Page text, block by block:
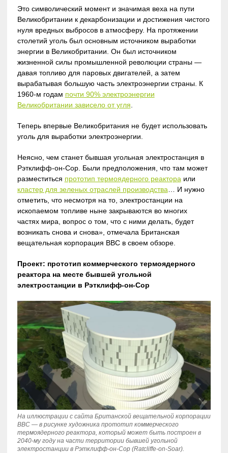
Это символический момент и значимая веха на пути
Великобритании к декарбонизации и достижения чистого
нуля вредных выбросов в атмосферу. На протяжении
столетий уголь был основным источником выработки
энергии в Великобритании. Он был источником
жизненной силы промышленной революции страны —
давая топливо для паровых двигателей, а затем
вырабатывая большую часть электроэнергии страны. К
1960-м годам почти 90% электроэнергии
Великобритании зависело от угля
Теперь впервые Великобритания не будет использовать
уголь для выработки электроэнергии.
Неясно, чем станет бывшая угольная электростанция в
Рэтклифф-он-Сор. Были предположения, что там может
разместиться прототип термоядерного реактора или
кластер для зеленых отраслей производства … И нужно
отметить, что несмотря на то, электростанции на
ископаемом топливе ныне закрываются во многих
частях мира, вопрос о том, что с ними делать, будет
возникать снова и снова», отмечала Британская
вещательная корпорация BBC в своем обзоре.
Проект: прототип коммерческого термоядерного
реактора на месте бывшей угольной
электростанции в Рэтклифф-он-Сор
На иллюстрации с сайта Британской вещательной корпорации
BBC — в рисунке художника прототип коммерческого
термоядерного реактора, который может быть построен в
2040-му году на части территории бывшей угольной
электростанции в Рэтклифф-он-Сор (Ratcliffe-on-Soar).